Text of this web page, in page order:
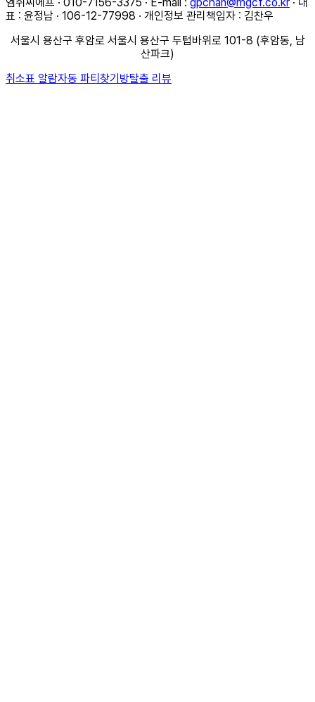
표 : 윤정남 · 106-12-77998 · 개인정보 관리책임자 : 김찬우
서울시 용산구 후암로 서울시 용산구 두텁바위로 101-8 (후암동, 남
산파크)
취소표 알람자동 파티찾기방탈출 리뷰